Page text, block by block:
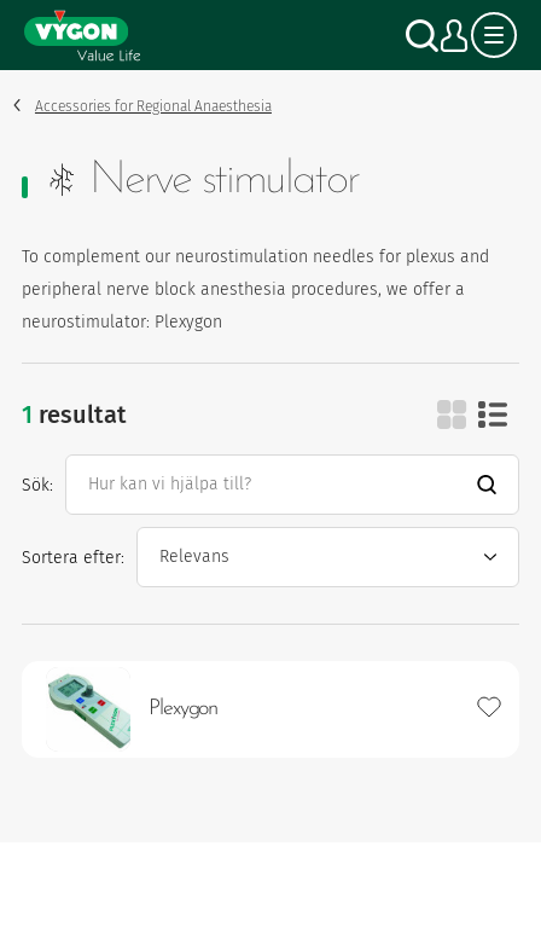
Cookie- hanteringspanel
huvudinnehåll
SökMitt
Accessories for Regional Anaesthesia
Nerve stimulator
To complement our neurostimulation needles for plexus and
peripheral nerve block anesthesia procedures, we offer a
neurostimulator: Plexygon
1 resultatnerve stimulator
Sortera efter:
Sök:
Plexygon Lägg